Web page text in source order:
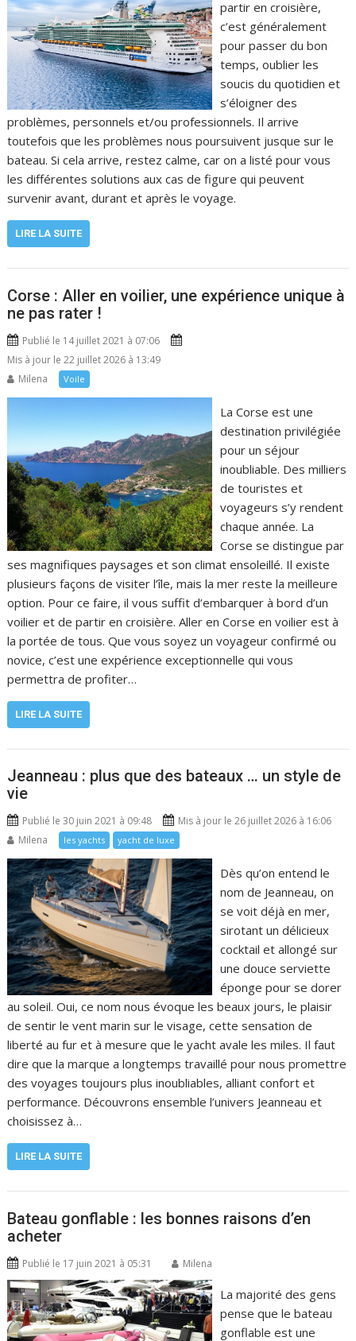
partir en croisière,
c’est généralement
pour passer du bon
temps, oublier les
soucis du quotidien et
s’éloigner des
problèmes, personnels et/ou professionnels. Il arrive
toutefois que les problèmes nous poursuivent jusque sur le
bateau. Si cela arrive, restez calme, car on a listé pour vous
les différentes solutions aux cas de figure qui peuvent
survenir avant, durant et après le voyage.
LIRE LA SUITE
Corse : Aller en voilier, une expérience unique à
ne pas rater !
Publié le 14 juillet 2021 à 07:06
Mis à jour le 22 juillet 2026 à 13:49
Milena
Voile
La Corse est une
destination privilégiée
pour un séjour
inoubliable. Des milliers
de touristes et
voyageurs s’y rendent
chaque année. La
Corse se distingue par
ses magnifiques paysages et son climat ensoleillé. Il existe
plusieurs façons de visiter l’île, mais la mer reste la meilleure
option. Pour ce faire, il vous suffit d’embarquer à bord d’un
voilier et de partir en croisière. Aller en Corse en voilier est à
la portée de tous. Que vous soyez un voyageur confirmé ou
novice, c’est une expérience exceptionnelle qui vous
permettra de profiter…
LIRE LA SUITE
Jeanneau : plus que des bateaux … un style de
vie
Publié le 30 juin 2021 à 09:48
Mis à jour le 26 juillet 2026 à 16:06
Milena
les yachts yacht de luxe
Dès qu’on entend le
nom de Jeanneau, on
se voit déjà en mer,
sirotant un délicieux
cocktail et allongé sur
une douce serviette
éponge pour se dorer
au soleil. Oui, ce nom nous évoque les beaux jours, le plaisir
de sentir le vent marin sur le visage, cette sensation de
liberté au fur et à mesure que le yacht avale les miles. Il faut
dire que la marque a longtemps travaillé pour nous promettre
des voyages toujours plus inoubliables, alliant confort et
performance. Découvrons ensemble l’univers Jeanneau et
choisissez à…
LIRE LA SUITE
Bateau gonflable : les bonnes raisons d’en
acheter
Publié le 17 juin 2021 à 05:31 Milena
La majorité des gens
pense que le bateau
gonflable est une